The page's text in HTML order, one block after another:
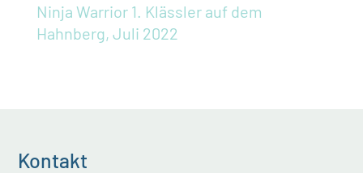
Ninja Warrior 1. Klässler auf dem
Hahnberg, Juli 2022
Kontakt